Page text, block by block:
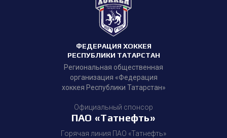
ФЕДЕРАЦИЯ ХОККЕЯ
РЕСПУБЛИКИ ТАТАРСТАН
Региональная общественная
организация «Федерация
хоккея Республики Татарстан»
Официальный спонсор
ПАО «Татнефть»
Горячая линия ПАО «Татнефть»